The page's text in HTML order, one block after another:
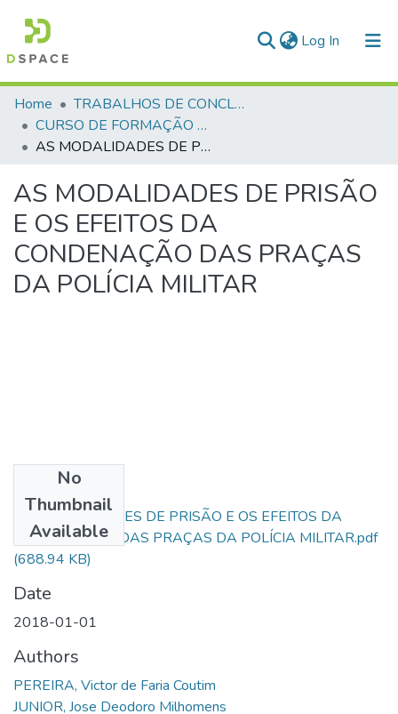
Log In (current)
Communities & Collections
All of DSpace
Home
TRABALHOS DE CONCLUSÃO DE CURSO - CFP (CURSO DE FORMAÇÃO DE PRAÇAS)
CURSO DE FORMAÇÃO DE PRAÇAS - CFP - 2018
AS MODALIDADES DE PRISÃO E OS EFEITOS DA CONDENAÇÃO DAS PRAÇAS DA POLÍCIA MILITAR
AS MODALIDADES DE PRISÃO
E OS EFEITOS DA
CONDENAÇÃO DAS PRAÇAS
DA POLÍCIA MILITAR
No
Thumbnail
Available
AS MODALIDADES DE PRISÃO E OS EFEITOS DA
CONDENAÇÃO DAS PRAÇAS DA POLÍCIA MILITAR.pdf
(688.94 KB)
Date
2018-01-01
Authors
PEREIRA, Victor de Faria Coutim
JUNIOR, Jose Deodoro Milhomens